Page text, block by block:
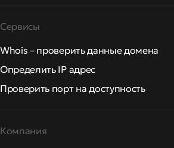
Сервисы
Whois – проверить данные домена
Определить IP адрес
Проверить порт на доступность
Компания